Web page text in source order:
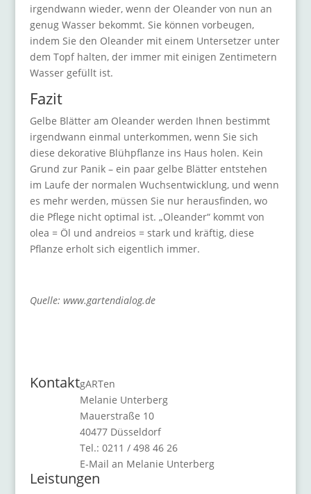
irgendwann wieder, wenn der Oleander von nun an
genug Wasser bekommt. Sie können vorbeugen,
indem Sie den Oleander mit einem Untersetzer unter
dem Topf halten, der immer mit einigen Zentimetern
Wasser gefüllt ist.
Fazit
Gelbe Blätter am Oleander werden Ihnen bestimmt
irgendwann einmal unterkommen, wenn Sie sich
diese dekorative Blühpflanze ins Haus holen. Kein
Grund zur Panik – ein paar gelbe Blätter entstehen
im Laufe der normalen Wuchsentwicklung, und wenn
es mehr werden, müssen Sie nur herausfinden, wo
die Pflege nicht optimal ist. „Oleander“ kommt von
olea = Öl und andreios = stark und kräftig, diese
Pflanze erholt sich eigentlich immer.
Quelle: www.gartendialog.de
KontaktgARTen
Melanie Unterberg
Mauerstraße 10
40477 Düsseldorf
Tel.: 0211 / 498 46 26
E-Mail an Melanie Unterberg
Leistungen